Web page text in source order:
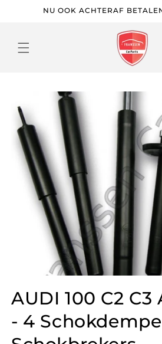
naar deNU OOK ACHTERAF
direct naar
AUDI 100 C2 C3
- 4